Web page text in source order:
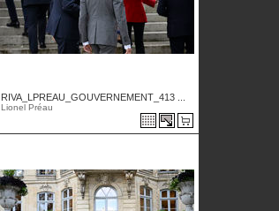
RIVA_LPREAU_GOUVERNEMENT_413 ...
Lionel Préau